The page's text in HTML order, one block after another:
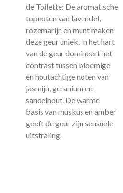
de Toilette: De aromatische
topnoten van lavendel,
rozemarijn en munt maken
deze geur uniek. In het hart
van de geur domineert het
contrast tussen bloemige
en houtachtige noten van
jasmijn, geranium en
sandelhout. De warme
basis van muskus en amber
geeft de geur zijn sensuele
uitstraling.